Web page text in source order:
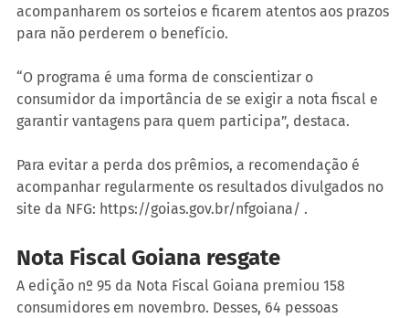
acompanharem os sorteios e ficarem atentos aos prazos
para não perderem o benefício.
“O programa é uma forma de conscientizar o
consumidor da importância de se exigir a nota fiscal e
garantir vantagens para quem participa”, destaca.
Para evitar a perda dos prêmios, a recomendação é
acompanhar regularmente os resultados divulgados no
site da NFG: https://goias.gov.br/nfgoiana/ .
Nota Fiscal Goiana resgate
A edição nº 95 da Nota Fiscal Goiana premiou 158
consumidores em novembro. Desses, 64 pessoas